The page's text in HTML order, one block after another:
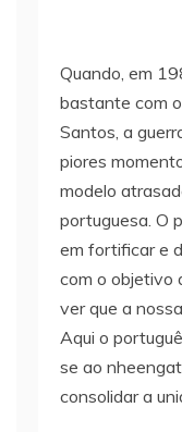
Quando, em
bastante com
Santos, a
piores
modelo
portuguesa. O
em fortificar e
com o objetivo
ver que a
Aqui o
se ao
consolidar a